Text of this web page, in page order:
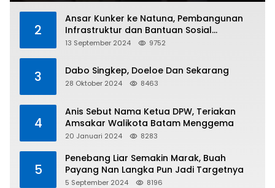
2
Ansar Kunker ke Natuna, Pembangunan
Infrastruktur dan Bantuan Sosial
Direalisasikan Hingga Pulau Tiga
13 September 2024 9752
3 Dabo Singkep, Doeloe Dan Sekarang
28 Oktober 2024 8463
4
Anis Sebut Nama Ketua DPW, Teriakan
Amsakar Walikota Batam Menggema
20 Januari 2024 8283
5
Penebang Liar Semakin Marak, Buah
Payang Nan Langka Pun Jadi Targetnya
5 September 2024 8196